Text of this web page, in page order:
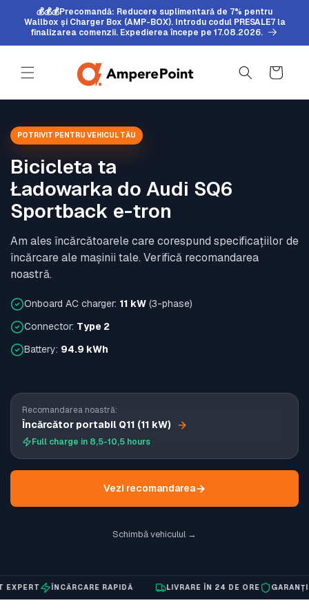
Sari la
conținut
💰💰💰Precomandă: Reducere suplimentară de 7% pentru
Wallbox și Charger Box (AMP-BOX). Introdu codul PRESALE7 la
finalizarea comenzii. Expedierea începe pe 17.08.2026.
Coș
POTRIVIT PENTRU VEHICUL TĂU
Bicicleta ta
Ładowarka do Audi SQ6
Sportback e-tron
Am ales încărcătoarele care corespund specificațiilor de
încărcare ale mașinii tale. Verifică recomandarea
noastră.
Onboard AC charger: 11 kW (3-phase)
Connector: Type 2
Battery: 94.9 kWh
Recomandarea noastră:
Încărcător portabil Q11 (11 kW)
Full charge in 8,5-10,5 hours
Vezi recomandarea
Schimbă vehiculul →
ÎNCĂRCARE RAPIDĂ LIVRARE ÎN 24 DE ORE GARANȚIE